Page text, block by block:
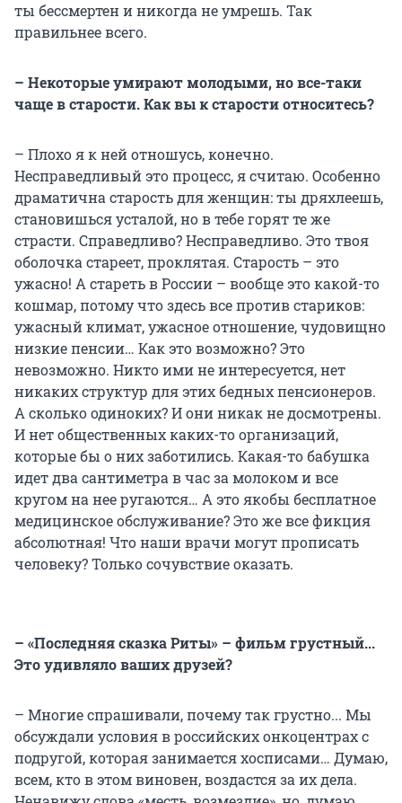
ты бессмертен и никогда не умрешь. Так
правильнее всего.
– Некоторые умирают молодыми, но все-таки
чаще в старости. Как вы к старости относитесь?
– Плохо я к ней отношусь, конечно.
Несправедливый это процесс, я считаю. Особенно
драматична старость для женщин: ты дряхлеешь,
становишься усталой, но в тебе горят те же
страсти. Справедливо? Несправедливо. Это твоя
оболочка стареет, проклятая. Старость – это
ужасно! А стареть в России – вообще это какой-то
кошмар, потому что здесь все против стариков:
ужасный климат, ужасное отношение, чудовищно
низкие пенсии… Как это возможно? Это
невозможно. Никто ими не интересуется, нет
никаких структур для этих бедных пенсионеров.
А сколько одиноких? И они никак не досмотрены.
И нет общественных каких-то организаций,
которые бы о них заботились. Какая-то бабушка
идет два сантиметра в час за молоком и все
кругом на нее ругаются… А это якобы бесплатное
медицинское обслуживание? Это же все фикция
абсолютная! Что наши врачи могут прописать
человеку? Только сочувствие оказать.
– «Последняя сказка Риты» – фильм грустный...
Это удивляло ваших друзей?
– Многие спрашивали, почему так грустно... Мы
обсуждали условия в российских онкоцентрах с
подругой, которая занимается хосписами… Думаю,
всем, кто в этом виновен, воздастся за их дела.